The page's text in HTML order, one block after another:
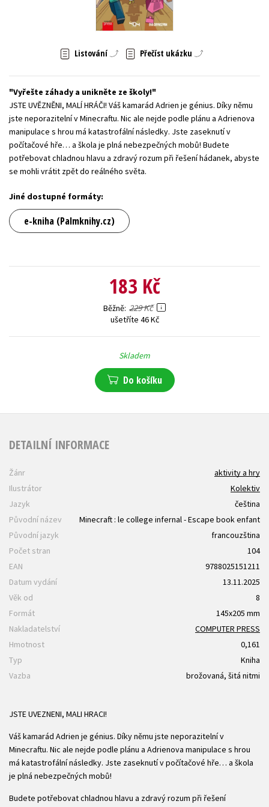
Zahraniční literatura
Listování Přečíst ukázku
Vyřešte záhady a unikněte ze školy!
JSTE UVĚZNĚNI, MALÍ HRÁČI! Váš kamarád Adrien je génius. Díky němu
jste neporazitelní v Minecraftu. Nic ale nejde podle plánu a Adrienova
manipulace s hrou má katastrofální následky. Jste zaseknutí v
počítačové hře… a škola je plná nebezpečných mobů! Budete
potřebovat chladnou hlavu a zdravý rozum při řešení hádanek, abyste
se mohli vrátit zpět do reálného světa.
Jiné dostupné formáty:
e-kniha (Palmknihy.cz)
183 Kč
Běžně 229 Kč
ušetříte 46 Kč
Skladem
Do košíku
DETAILNÍ INFORMACE
Žánr
aktivity a hry
Ilustrátor
Kolektiv
Jazyk
čeština
Původní název
Minecraft : le college infernal - Escape book enfant
Původní jazyk
francouzština
Počet stran
104
EAN
9788025151211
Datum vydání
13.11.2025
Věk od
8
Formát
145x205 mm
Nakladatelství
COMPUTER PRESS
Hmotnost
0,161
Typ
Kniha
Vazba
brožovaná, šitá nitmi
JSTE UVEZNENI, MALI HRACI!
Váš kamarád Adrien je génius. Díky němu jste neporazitelní v
Minecraftu. Nic ale nejde podle plánu a Adrienova manipulace s hrou
má katastrofální následky. Jste zaseknutí v počítačové hře… a škola
je plná nebezpečných mobů!
Budete potřebovat chladnou hlavu a zdravý rozum při řešení